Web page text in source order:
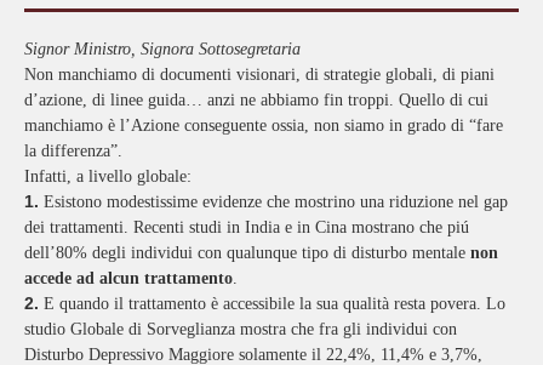
Signor Ministro, Signora Sottosegretaria
Non manchiamo di documenti visionari, di strategie globali, di piani
d’azione, di linee guida… anzi ne abbiamo fin troppi. Quello di cui
manchiamo è l’Azione conseguente ossia, non siamo in grado di “fare
la differenza”.
Infatti, a livello globale:
1. Esistono modestissime evidenze che mostrino una riduzione nel gap
dei trattamenti. Recenti studi in India e in Cina mostrano che piú
dell’80% degli individui con qualunque tipo di disturbo mentale non
accede ad alcun trattamento.
2. E quando il trattamento è accessibile la sua qualità resta povera. Lo
studio Globale di Sorveglianza mostra che fra gli individui con
Disturbo Depressivo Maggiore solamente il 22,4%, 11,4% e 3,7%,